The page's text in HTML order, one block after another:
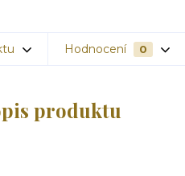
Hodnocení 0
produktu